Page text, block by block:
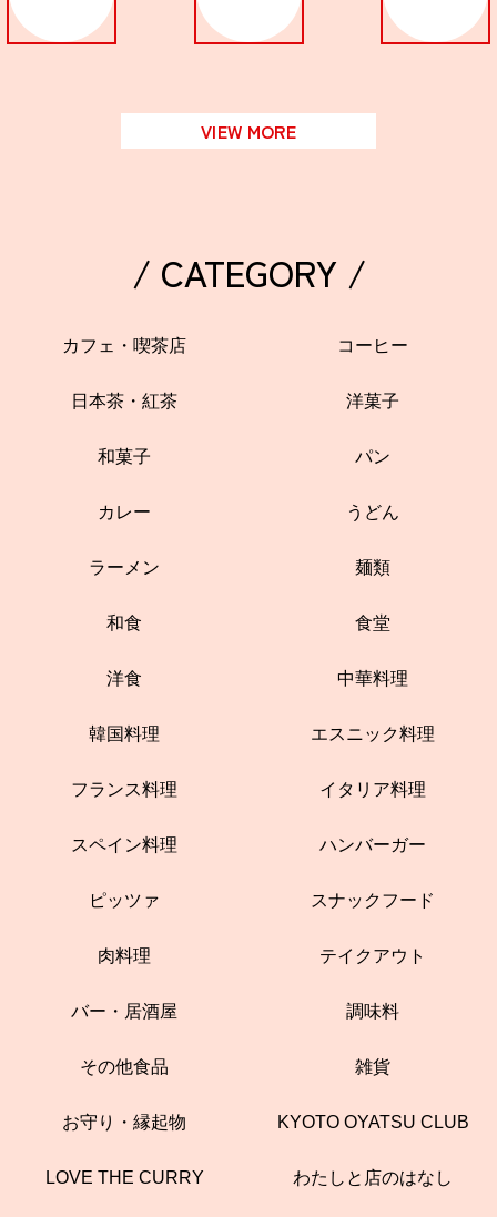
VIEW MORE
/ CATEGORY /
カフェ・喫茶店 コーヒー
日本茶・紅茶 洋菓子
和菓子 パン
カレー うどん
ラーメン 麺類
和食 食堂
洋食 中華料理
韓国料理 エスニック料理
フランス料理 イタリア料理
スペイン料理 ハンバーガー
ピッツァ スナックフード
肉料理 テイクアウト
バー・居酒屋 調味料
その他食品 雑貨
お守り・縁起物 KYOTO OYATSU CLUB
LOVE THE CURRY わたしと店のはなし